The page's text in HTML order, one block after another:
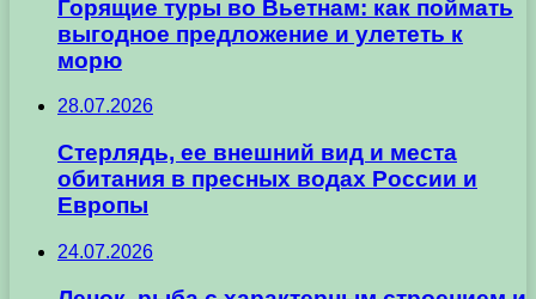
Горящие туры во Вьетнам: как поймать
выгодное предложение и улететь к
морю
28.07.2026
Стерлядь, ее внешний вид и места
обитания в пресных водах России и
Европы
24.07.2026